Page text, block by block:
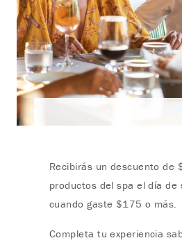
Recibirás un descuento de
productos del spa el día de
cuando gaste $175 o más.
Completa tu experiencia